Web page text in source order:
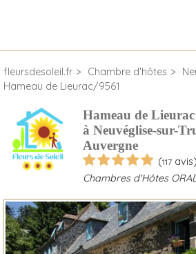
fleursdesoleil.fr Chambre d'hôtes
Hameau de Lieurac/9561
Hameau de
à Neuvéglise-sur-
Auvergne
(117 avis)
Chambres d'Hôtes